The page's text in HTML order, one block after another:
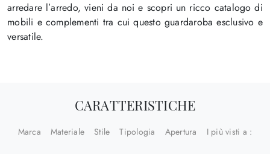
arredare l’arredo, vieni da noi e scopri un ricco catalogo di
mobili e complementi tra cui questo guardaroba esclusivo e
versatile.
CARATTERISTICHE
Marca Materiale Stile Tipologia Apertura I più visti a :